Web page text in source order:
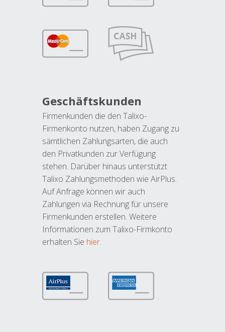
Geschäftskunden
Firmenkunden die den Talixo-
Firmenkonto nutzen, haben Zugang zu
sämtlichen Zahlungsarten, die auch
den Privatkunden zur Verfügung
stehen. Darüber hinaus unterstützt
Talixo Zahlungsmethoden wie AirPlus.
Auf Anfrage können wir auch
Zahlungen via Rechnung für unsere
Firmenkunden erstellen. Weitere
Informationen zum Talixo-Firmkonto
erhalten Sie hier.